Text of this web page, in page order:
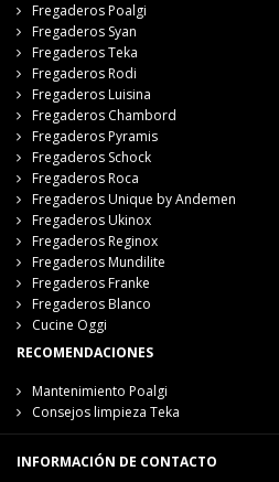
Fregaderos Poalgi
Fregaderos Syan
Fregaderos Teka
Fregaderos Rodi
Fregaderos Luisina
Fregaderos Chambord
Fregaderos Pyramis
Fregaderos Schock
Fregaderos Roca
Fregaderos Unique by Andemen
Fregaderos Ukinox
Fregaderos Reginox
Fregaderos Mundilite
Fregaderos Franke
Fregaderos Blanco
Cucine Oggi
RECOMENDACIONES
Mantenimiento Poalgi
Consejos limpieza Teka
INFORMACIÓN DE CONTACTO